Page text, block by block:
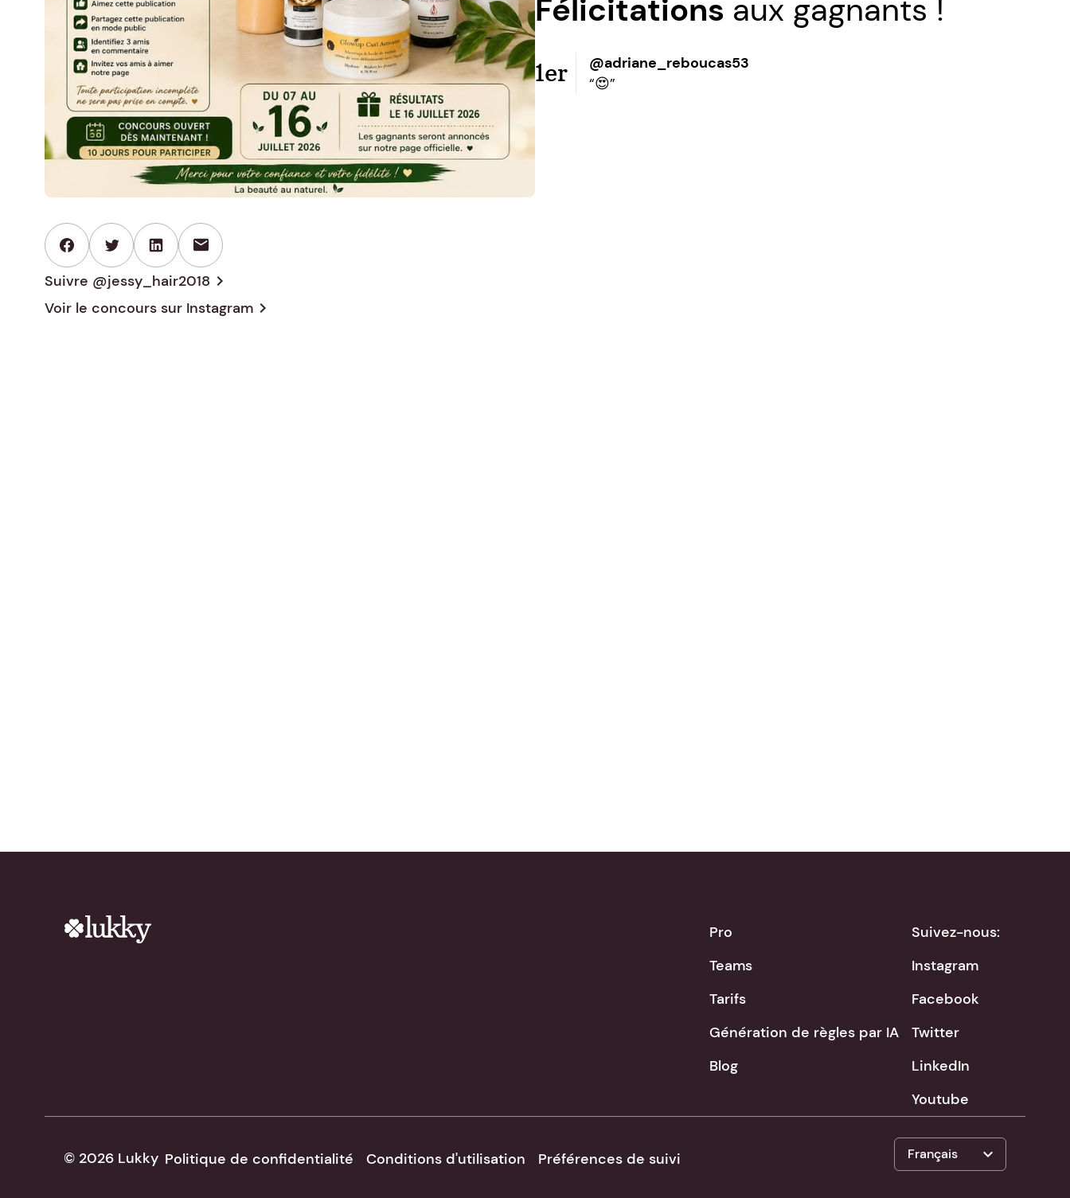
mail
Suivre @jessy_hair2018 chevron_right
Voir le concours sur Instagram chevron_right
Félicitations aux gagnants !
1er
@adriane_reboucas53
“😍”
Pro
Teams
Tarifs
Génération de règles par IA
Blog
Suivez-nous:
Instagram
Facebook
Twitter
LinkedIn
Youtube
Français expand_more
Politique de confidentialité Conditions d'utilisation Préférences de suivi
© 2026 Lukky